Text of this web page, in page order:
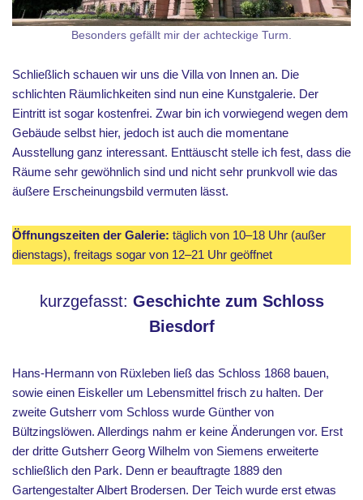
Besonders gefällt mir der achteckige Turm.
Schließlich schauen wir uns die Villa von Innen an. Die
schlichten Räumlichkeiten sind nun eine Kunstgalerie. Der
Eintritt ist sogar kostenfrei. Zwar bin ich vorwiegend wegen dem
Gebäude selbst hier, jedoch ist auch die momentane
Ausstellung ganz interessant. Enttäuscht stelle ich fest, dass die
Räume sehr gewöhnlich sind und nicht sehr prunkvoll wie das
äußere Erscheinungsbild vermuten lässt.
Öffnungszeiten der Galerie: täglich von 10–18 Uhr (außer
dienstags), freitags sogar von 12–21 Uhr geöffnet
kurzgefasst: Geschichte zum Schloss
Biesdorf
Hans-Hermann von Rüxleben ließ das Schloss 1868 bauen,
sowie einen Eiskeller um Lebensmittel frisch zu halten. Der
zweite Gutsherr vom Schloss wurde Günther von
Bültzingslöwen. Allerdings nahm er keine Änderungen vor. Erst
der dritte Gutsherr Georg Wilhelm von Siemens erweiterte
schließlich den Park. Denn er beauftragte 1889 den
Gartengestalter Albert Brodersen. Der Teich wurde erst etwas